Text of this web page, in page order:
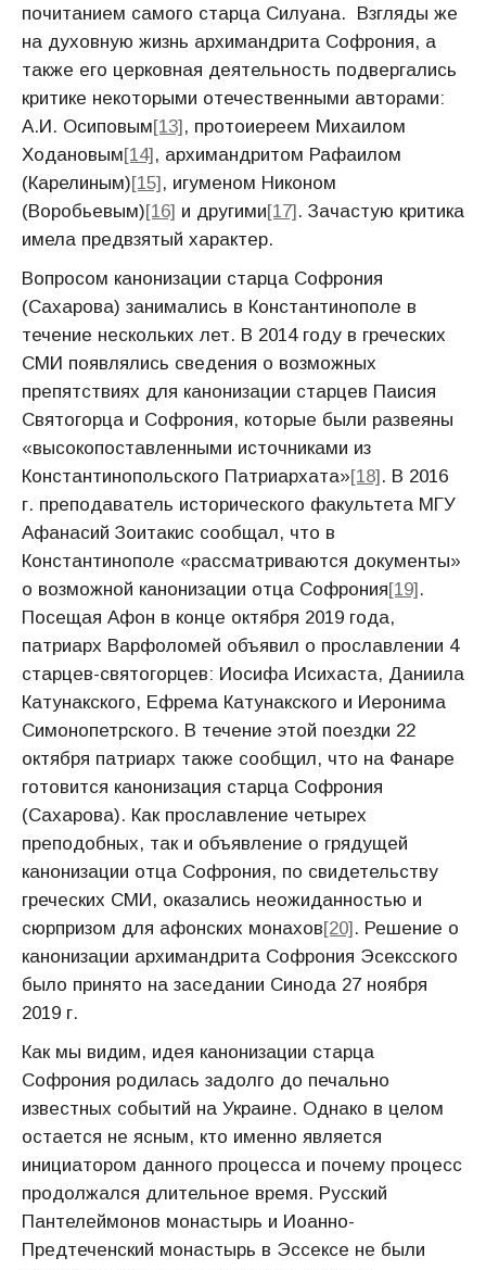
почитанием самого старца Силуана. Взгляды же
на духовную жизнь архимандрита Софрония, а
также его церковная деятельность подвергались
критике некоторыми отечественными авторами:
А.И. Осиповым[13], протоиереем Михаилом
Ходановым[14], архимандритом Рафаилом
(Карелиным)[15], игуменом Никоном
(Воробьевым)[16] и другими[17]. Зачастую критика
имела предвзятый характер.
Вопросом канонизации старца Софрония
(Сахарова) занимались в Константинополе в
течение нескольких лет. В 2014 году в греческих
СМИ появлялись сведения о возможных
препятствиях для канонизации старцев Паисия
Святогорца и Софрония, которые были развеяны
«высокопоставленными источниками из
Константинопольского Патриархата»[18]. В 2016
г. преподаватель исторического факультета МГУ
Афанасий Зоитакис сообщал, что в
Константинополе «рассматриваются документы»
о возможной канонизации отца Софрония[19].
Посещая Афон в конце октября 2019 года,
патриарх Варфоломей объявил о прославлении 4
старцев-святогорцев: Иосифа Исихаста, Даниила
Катунакского, Ефрема Катунакского и Иеронима
Симонопетрского. В течение этой поездки 22
октября патриарх также сообщил, что на Фанаре
готовится канонизация старца Софрония
(Сахарова). Как прославление четырех
преподобных, так и объявление о грядущей
канонизации отца Софрония, по свидетельству
греческих СМИ, оказались неожиданностью и
сюрпризом для афонских монахов[20]. Решение о
канонизации архимандрита Софрония Эсексского
было принято на заседании Синода 27 ноября
2019 г.
Как мы видим, идея канонизации старца
Софрония родилась задолго до печально
известных событий на Украине. Однако в целом
остается не ясным, кто именно является
инициатором данного процесса и почему процесс
продолжался длительное время. Русский
Пантелеймонов монастырь и Иоанно-
Предтеченский монастырь в Эссексе не были